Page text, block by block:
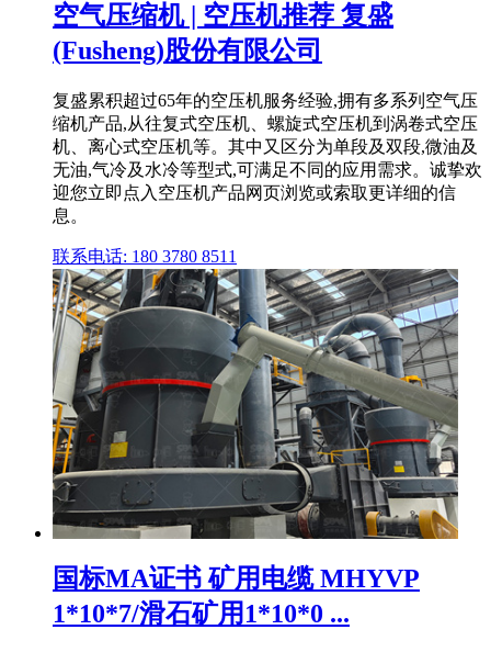
空气压缩机 | 空压机推荐 复盛
(Fusheng)股份有限公司
复盛累积超过65年的空压机服务经验,拥有多系列空气压
缩机产品,从往复式空压机、螺旋式空压机到涡卷式空压
机、离心式空压机等。其中又区分为单段及双段,微油及
无油,气冷及水冷等型式,可满足不同的应用需求。诚挚欢
迎您立即点入空压机产品网页浏览或索取更详细的信
息。
联系电话: 180 3780 8511
国标MA证书 矿用电缆 MHYVP
1*10*7/滑石矿用1*10*0 ...